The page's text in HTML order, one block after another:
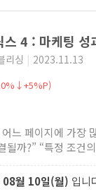
4 : 마케팅 성
리싱 | 2023.11.13
느 페이지에 가장
될까?” “특정 조건
월 10일(월) 입니